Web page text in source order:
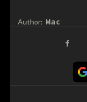
Author: Mac